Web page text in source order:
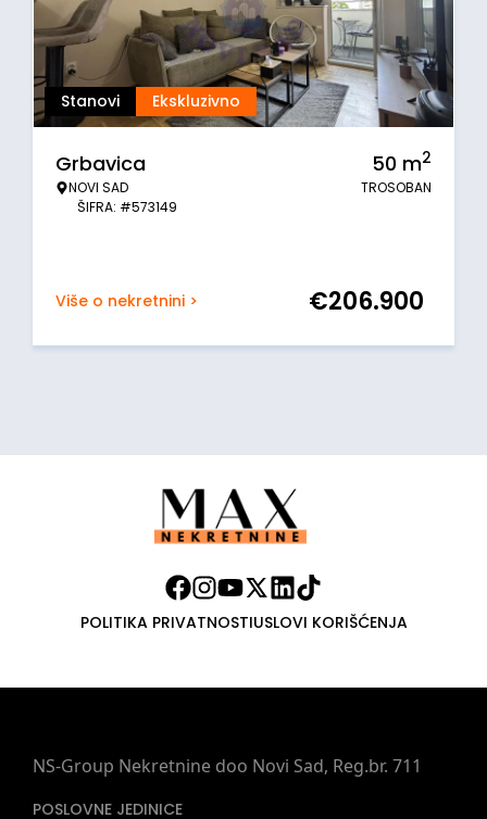
Stanovi Ekskluzivno
Grbavica
NOVI SAD
ŠIFRA: #573149
50 m2
TROSOBAN
Više o nekretnini > €206.900
POLITIKA PRIVATNOSTIUSLOVI KORIŠĆENJA
NS-Group Nekretnine doo Novi Sad, Reg.br. 711
POSLOVNE JEDINICE